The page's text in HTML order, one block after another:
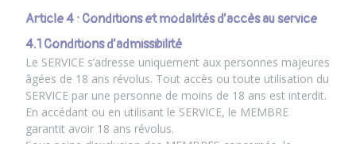
Article 4 : Conditions et modalités d’accès au service
4.1 Conditions d’admissibilité
Le SERVICE s’adresse uniquement aux personnes majeures
âgées de 18 ans révolus. Tout accès ou toute utilisation du
SERVICE par une personne de moins de 18 ans est interdit.
En accédant ou en utilisant le SERVICE, le MEMBRE
garantit avoir 18 ans révolus.